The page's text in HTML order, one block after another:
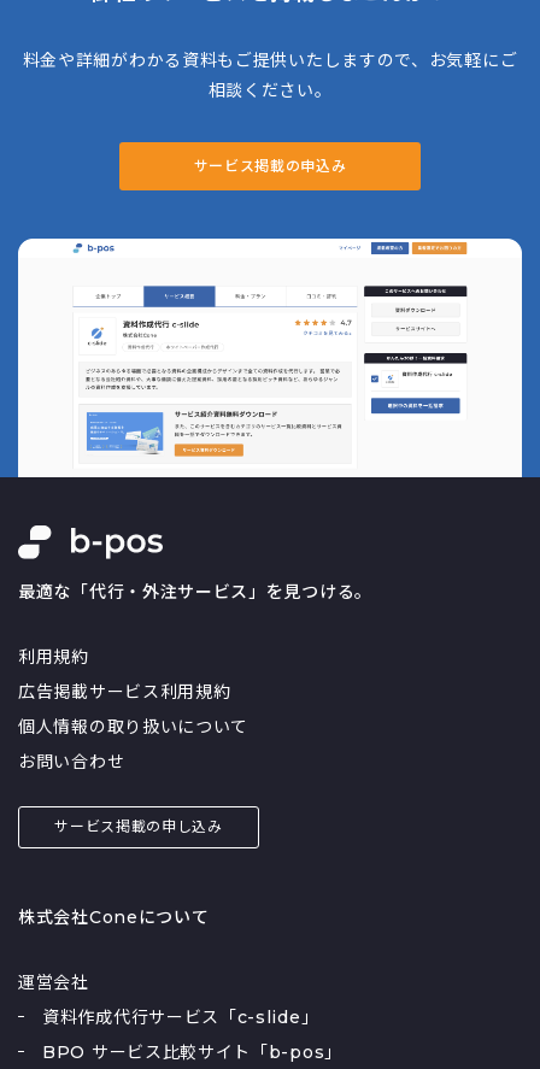
料金や詳細がわかる資料もご提供いたしますので、お気軽にご
相談ください。
サービス掲載の申込み
最適な「代行・外注サービス」を見つける。
利用規約
広告掲載サービス利用規約
個人情報の取り扱いについて
お問い合わせ
サービス掲載の申し込み
株式会社Coneについて
運営会社
資料作成代行サービス「c-slide」
BPO サービス比較サイト「b-pos」